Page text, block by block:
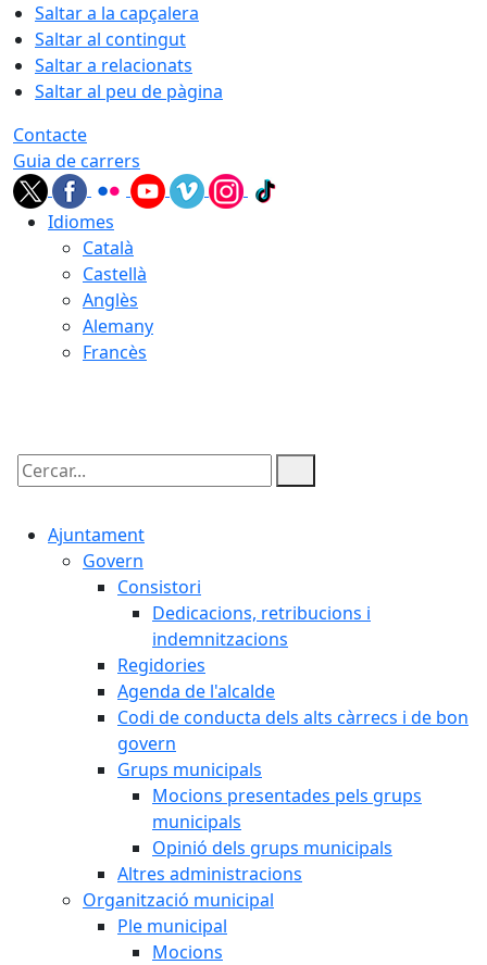
Saltar a la capçalera
Saltar al contingut
Saltar a relacionats
Saltar al peu de pàgina
Contacte
Guia de carrers
Idiomes
Català
Castellà
Anglès
Alemany
Francès
Cercar:
Ajuntament
Govern
Consistori
Dedicacions, retribucions i
indemnitzacions
Regidories
Agenda de l'alcalde
Codi de conducta dels alts càrrecs i de bon
govern
Grups municipals
Mocions presentades pels grups
municipals
Opinió dels grups municipals
Altres administracions
Organització municipal
Ple municipal
Mocions